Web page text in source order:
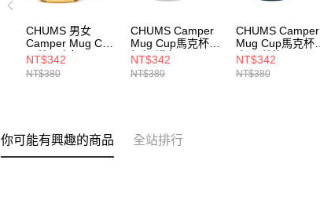
CHUMS 男女
Camper Mug Cup
露營馬克杯 250ml
CH621244W080
NT$342
NT$380
CHUMS Camper
Mug Cup馬克杯
粉紅/淺灰
CH621244R133
NT$342
NT$380
CHUMS Camper
Mug Cup馬克杯
炭黑/藍綠
CH621244G090
NT$342
NT$380
你可能有興趣的商品 全站排行